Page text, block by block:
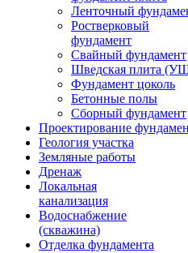
Ленточный
Ростверковый
фундамент
Свайный фундамент
Шведская плита
Фундамент цоколь
Бетонные полы
Сборный фундамент
Проектирование
Геология участка
Земляные работы
Дренаж
Локальная
канализация
Водоснабжение
(скважина)
Отделка фундамента